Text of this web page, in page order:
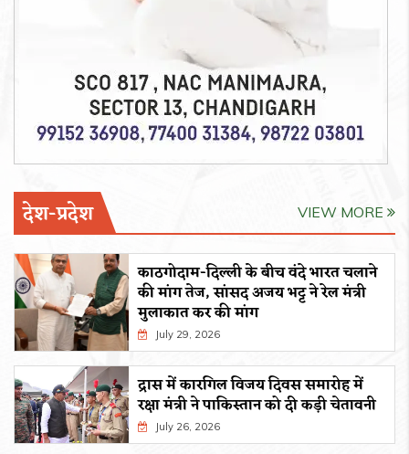
देश-प्रदेश VIEW MORE
काठगोदाम-दिल्ली के बीच वंदे भारत चलाने
की मांग तेज, सांसद अजय भट्ट ने रेल मंत्री
मुलाकात कर की मांग
July 29, 2026
द्रास में कारगिल विजय दिवस समारोह में
रक्षा मंत्री ने पाकिस्तान को दी कड़ी चेतावनी
July 26, 2026